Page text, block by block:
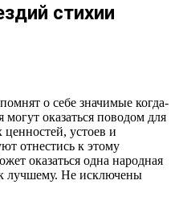
стихии
о себе значимые когда-
оказаться поводом для
устоев и
отнестись к этому
оказаться одна народная
к лучшему. Не исключены